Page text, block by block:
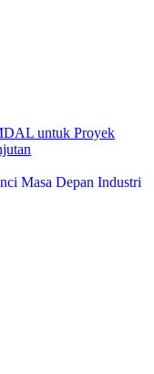
untuk Proyek